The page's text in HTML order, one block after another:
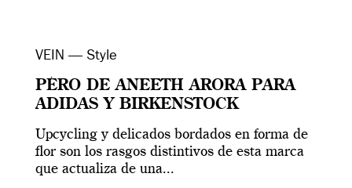
VEIN — Style
PÉRO DE ANEETH ARORA PARA
ADIDAS Y BIRKENSTOCK
Upcycling y delicados bordados en forma de
flor son los rasgos distintivos de esta marca
que actualiza de una...